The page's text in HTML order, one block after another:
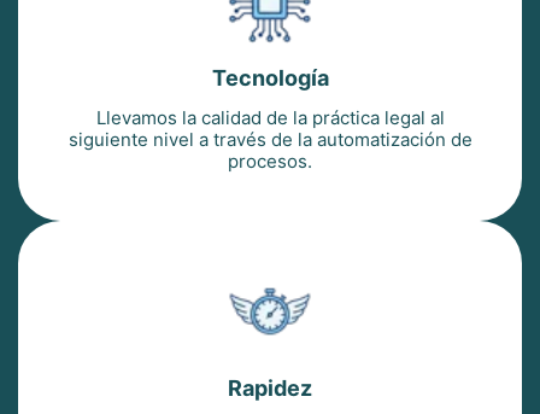
Tecnología
Llevamos la calidad de la práctica legal al
siguiente nivel a través de la automatización de
procesos.
Rapidez